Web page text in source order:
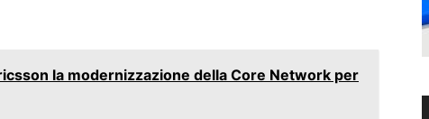
la modernizzazione della Core Network per